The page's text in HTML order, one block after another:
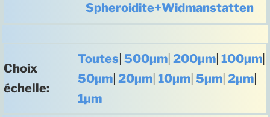
Spheroidite+Widmanstatten
Choix
échelle:
Toutes 500µm 200µm 100µm
50µm 20µm 10µm 5µm 2µm
1µm